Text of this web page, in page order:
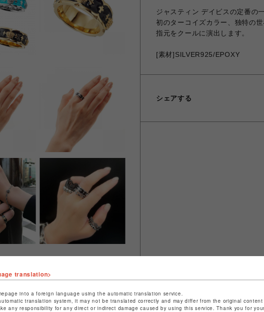
ジャスティン デイビスの定番の
初のターコイズカラー、独特の
指元をクールに演出します。
[素材]SILVER925/EPOXY
シェアする
translation>
into a foreign language using the automatic translation service.
translation system, it may not be translated correctly and may differ from the original
any responsibility for any direct or indirect damage caused by using this service. Thank you for